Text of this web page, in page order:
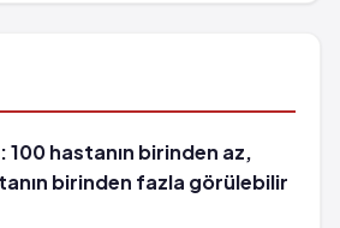
100 hastanın birinden az,
birinden fazla görülebilir